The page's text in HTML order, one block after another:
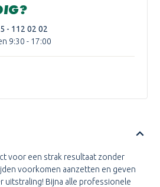
- 112 02 02
9:30 - 17:00
voor een strak resultaat zonder
voorkomen aanzetten en geven
uitstraling! Bijna alle professionele